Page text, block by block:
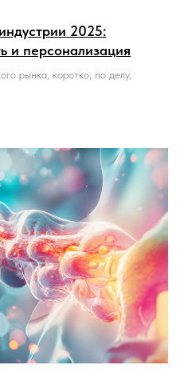
2025:
и персонализация
рынка, коротко, по делу,